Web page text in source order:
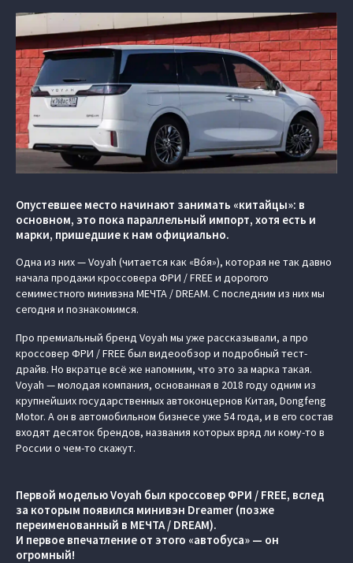
Опустевшее место начинают занимать «китайцы»: в
основном, это пока параллельный импорт, хотя есть и
марки, пришедшие к нам официально.
Одна из них — Voyah (читается как «Вóя»), которая не так давно
начала продажи кроссовера ФРИ / FREE и дорогого
семиместного минивэна МЕЧТА / DREAM. С последним из них мы
сегодня и познакомимся.
Про премиальный бренд Voyah мы уже рассказывали, а про
кроссовер ФРИ / FREE был видеообзор и подробный тест-
драйв. Но вкратце всё же напомним, что это за марка такая.
Voyah — молодая компания, основанная в 2018 году одним из
крупнейших государственных автоконцернов Китая, Dongfeng
Motor. А он в автомобильном бизнесе уже 54 года, и в его состав
входят десяток брендов, названия которых вряд ли кому-то в
России о чем-то скажут.
Первой моделью Voyah был кроссовер ФРИ / FREE, вслед
за которым появился минивэн Dreamer (позже
переименованный в МЕЧТА / DREAM).
И первое впечатление от этого «автобуса» — он
огромный!